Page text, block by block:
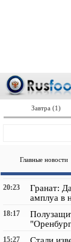
Завтра (1)
Главные новости
20:23
Гранат:
амплуа в
18:17
15:27